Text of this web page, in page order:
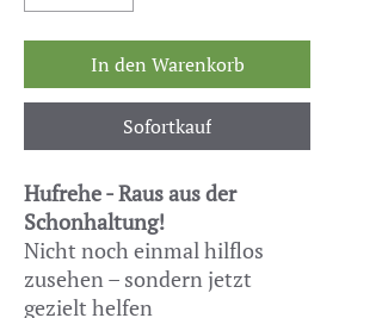
In den Warenkorb
Sofortkauf
Hufrehe - Raus aus der
Schonhaltung!
Nicht noch einmal hilflos
zusehen – sondern jetzt
gezielt helfen